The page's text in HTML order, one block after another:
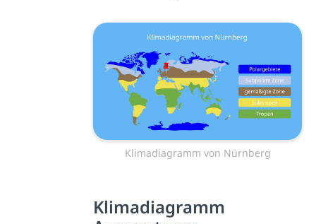
Klimadiagramm von Nürnberg
Klimadiagramm